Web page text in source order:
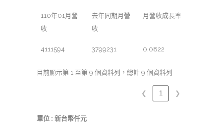
110年01月營
收
去年同期月營
收
月營收成長率
4111594 3799231 0.0822
目前顯示第 1 至第 9 個資料列，總計 9 個資料列
❮ 1 ❯
單位 : 新台幣仟元